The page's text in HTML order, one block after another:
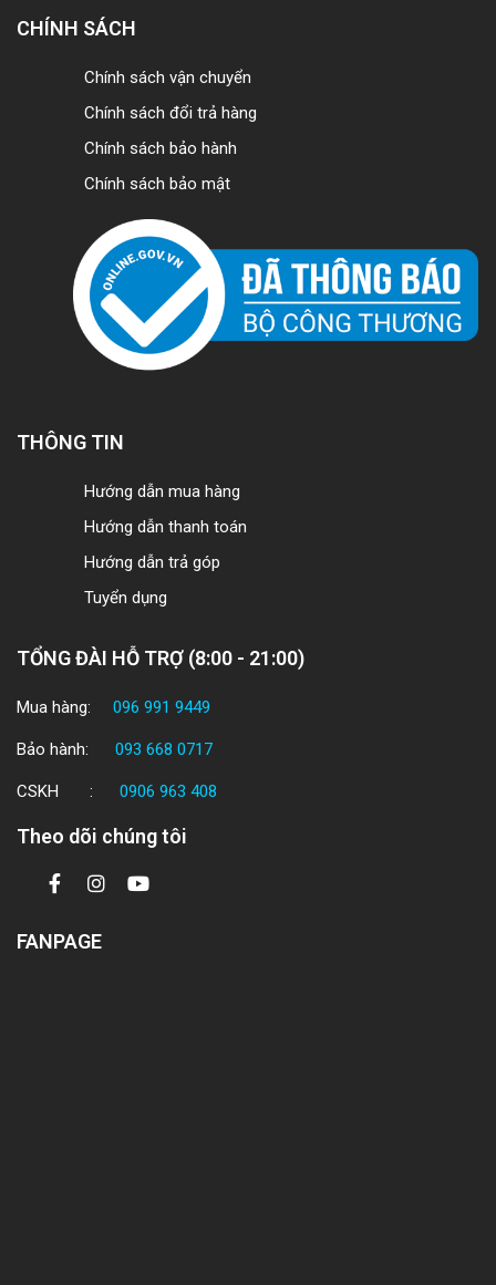
CHÍNH SÁCH
Chính sách vận chuyển
Chính sách đổi trả hàng
Chính sách bảo hành
Chính sách bảo mật
THÔNG TIN
Hướng dẫn mua hàng
Hướng dẫn thanh toán
Hướng dẫn trả góp
Tuyển dụng
TỔNG ĐÀI HỖ TRỢ (8:00 - 21:00)
Mua hàng: 096 991 9449
Bảo hành: 093 668 0717
CSKH : 0906 963 408
Theo dõi chúng tôi
FANPAGE